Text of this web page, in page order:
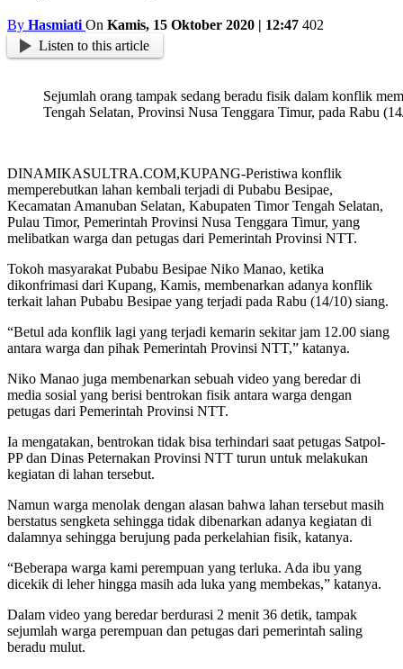
By Hasmiati On Kamis, 15 Oktober 2020 | 12:47 402
Listen to this article
Sejumlah orang tampak sedang beradu fisik dalam konflik
Tengah Selatan, Provinsi Nusa Tenggara Timur, pada Rabu
DINAMIKASULTRA.COM,KUPANG-Peristiwa konflik
memperebutkan lahan kembali terjadi di Pubabu Besipae,
Kecamatan Amanuban Selatan, Kabupaten Timor Tengah Selatan,
Pulau Timor, Pemerintah Provinsi Nusa Tenggara Timur, yang
melibatkan warga dan petugas dari Pemerintah Provinsi NTT.
Tokoh masyarakat Pubabu Besipae Niko Manao, ketika
dikonfrimasi dari Kupang, Kamis, membenarkan adanya konflik
terkait lahan Pubabu Besipae yang terjadi pada Rabu (14/10) siang.
“Betul ada konflik lagi yang terjadi kemarin sekitar jam 12.00 siang
antara warga dan pihak Pemerintah Provinsi NTT,” katanya.
Niko Manao juga membenarkan sebuah video yang beredar di
media sosial yang berisi bentrokan fisik antara warga dengan
petugas dari Pemerintah Provinsi NTT.
Ia mengatakan, bentrokan tidak bisa terhindari saat petugas Satpol-
PP dan Dinas Peternakan Provinsi NTT turun untuk melakukan
kegiatan di lahan tersebut.
Namun warga menolak dengan alasan bahwa lahan tersebut masih
berstatus sengketa sehingga tidak dibenarkan adanya kegiatan di
dalamnya sehingga berujung pada perkelahian fisik, katanya.
“Beberapa warga kami perempuan yang terluka. Ada ibu yang
dicekik di leher hingga masih ada luka yang membekas,” katanya.
Dalam video yang beredar berdurasi 2 menit 36 detik, tampak
sejumlah warga perempuan dan petugas dari pemerintah saling
beradu mulut.